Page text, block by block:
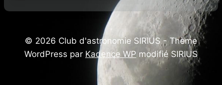
© 2026 Club d'astronomie SIRIUS - Thème
WordPress par Kadence WP modifié SIRIUS